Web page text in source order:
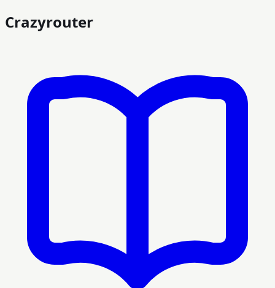
Crazyrouter